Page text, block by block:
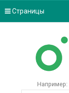
Страницы
Например: